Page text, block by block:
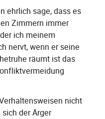
ehrlich sage, dass es
Zimmern immer
ich meinem
nervt, wenn er seine
räumt ist das
nicht
der Ärger